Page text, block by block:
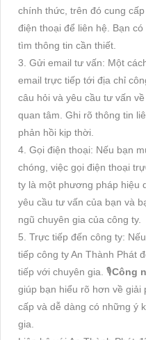
chính thức, trên đó cung
điện thoại để liên hệ. Bạn
tìm thông tin cần thiết.
3. Gửi email tư vấn: Một
email trực tiếp tới địa chỉ
câu hỏi và yêu cầu tư vấn
quan tâm. Ghi rõ thông tin
phản hồi kịp thời.
4. Gọi điện thoại: Nếu bạn
chóng, việc gọi điện thoại
ty là một phương pháp hiệu
yêu cầu tư vấn của bạn và
ngũ chuyên gia của công ty.
5. Trực tiếp đến công ty:
tiếp công ty An Thành Phát
tiếp với chuyên gia. 🎙Công
giúp bạn hiểu rõ hơn về giải
cấp và dễ dàng có những ý
gia.